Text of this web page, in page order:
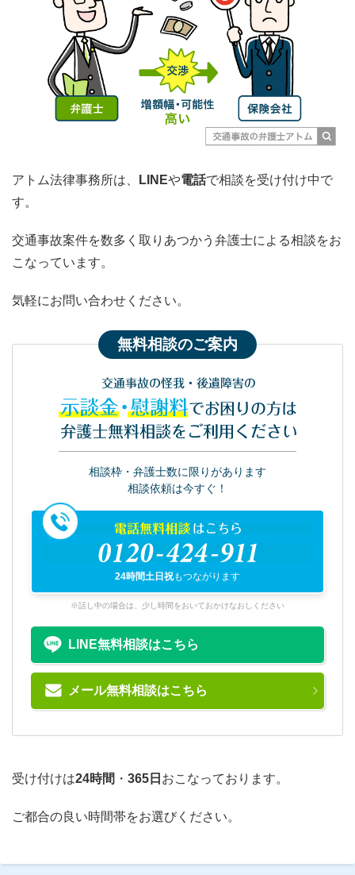
アトム法律事務所は、 LINEや電話で相談を受け付け中で
す。
交通事故案件を数多く取りあつかう弁護士による相談をお
こなっています。
気軽にお問い合わせください。
無料相談のご案内
交通事故の怪我・後遺障害の
示談金・慰謝料でお困りの方は
弁護士無料相談をご利用ください
相談枠・弁護士数に限りがあります
相談依頼は今すぐ！
電話無料相談はこちら
0120-424-911
24時間土日祝もつながります
※話し中の場合は、少し時間をおいておかけなおしください
LINE無料相談はこちら
メール無料相談はこちら
受け付けは24時間 ・ 365日 おこなっております。
ご都合の良い時間帯をお選びください。